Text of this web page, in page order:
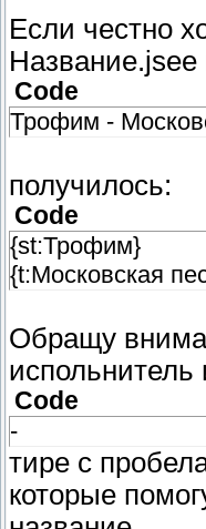
Если честно
Название.jsee
Code
Трофим -
получилось:
Code
{st:Трофим}
{t:Московская
Обращу
испольнитель
Code
-
тире с
которые